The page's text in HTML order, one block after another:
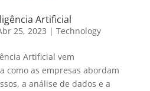
Artificial
25, 2023 | Technology
Artificial vem
como as empresas abordam
a análise de dados e a